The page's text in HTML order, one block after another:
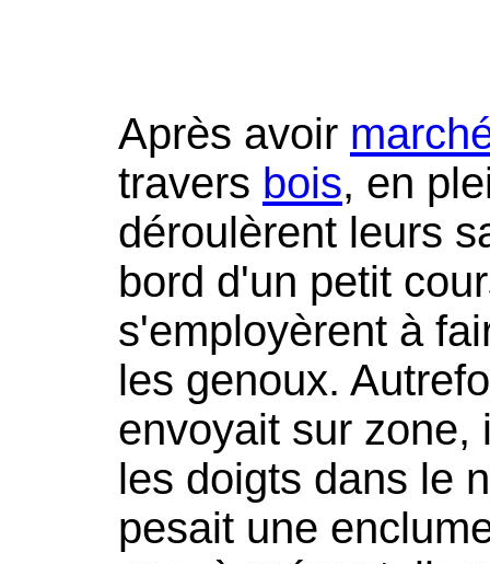
Après avoir
travers bois, en
déroulèrent leurs
bord d'un petit
s'employèrent à
les genoux.
envoyait sur zone,
les doigts dans le
pesait une